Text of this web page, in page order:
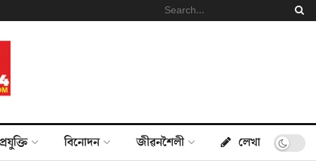
প্ৰযুক্তি বিনোদন জীৱনশৈলী লেখা